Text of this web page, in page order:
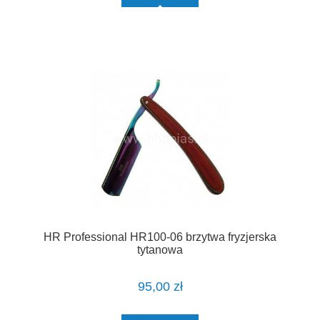
HR Professional HR100-06 brzytwa fryzjerska
tytanowa
95,00 zł